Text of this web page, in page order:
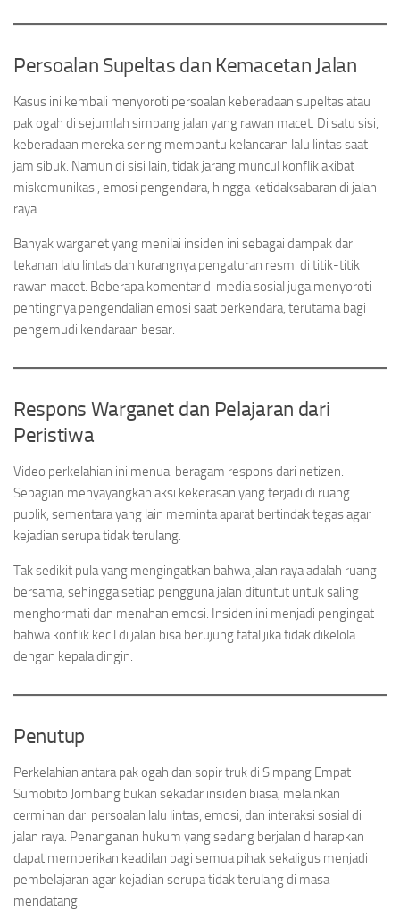
Persoalan Supeltas dan Kemacetan Jalan
Kasus ini kembali menyoroti persoalan keberadaan supeltas atau
pak ogah di sejumlah simpang jalan yang rawan macet. Di satu sisi,
keberadaan mereka sering membantu kelancaran lalu lintas saat
jam sibuk. Namun di sisi lain, tidak jarang muncul konflik akibat
miskomunikasi, emosi pengendara, hingga ketidaksabaran di jalan
raya.
Banyak warganet yang menilai insiden ini sebagai dampak dari
tekanan lalu lintas dan kurangnya pengaturan resmi di titik-titik
rawan macet. Beberapa komentar di media sosial juga menyoroti
pentingnya pengendalian emosi saat berkendara, terutama bagi
pengemudi kendaraan besar.
Respons Warganet dan Pelajaran dari
Peristiwa
Video perkelahian ini menuai beragam respons dari netizen.
Sebagian menyayangkan aksi kekerasan yang terjadi di ruang
publik, sementara yang lain meminta aparat bertindak tegas agar
kejadian serupa tidak terulang.
Tak sedikit pula yang mengingatkan bahwa jalan raya adalah ruang
bersama, sehingga setiap pengguna jalan dituntut untuk saling
menghormati dan menahan emosi. Insiden ini menjadi pengingat
bahwa konflik kecil di jalan bisa berujung fatal jika tidak dikelola
dengan kepala dingin.
Penutup
Perkelahian antara pak ogah dan sopir truk di Simpang Empat
Sumobito Jombang bukan sekadar insiden biasa, melainkan
cerminan dari persoalan lalu lintas, emosi, dan interaksi sosial di
jalan raya. Penanganan hukum yang sedang berjalan diharapkan
dapat memberikan keadilan bagi semua pihak sekaligus menjadi
pembelajaran agar kejadian serupa tidak terulang di masa
mendatang.